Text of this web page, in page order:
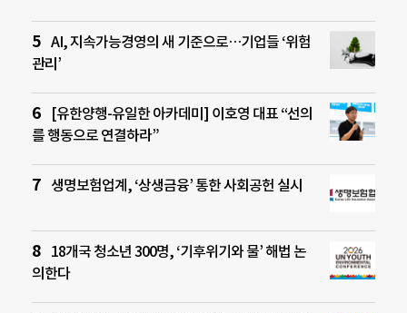
AI, 지속가능경영의 새 기준으로…기업들 ‘위험
관리’
[유한양행-유일한 아카데미] 이호영 대표 “선의
를 행동으로 연결하라”
생명보험업계, ‘상생금융’ 통한 사회공헌 실시
18개국 청소년 300명, ‘기후위기와 물’ 해법 논
의한다